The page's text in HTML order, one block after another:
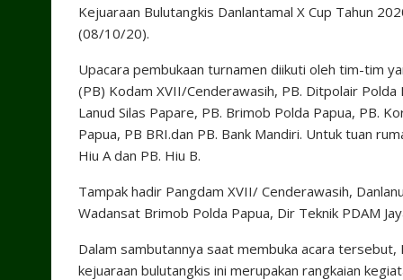
Kejuaraan Bulutangkis Danlantamal X Cup Tahun
(08/10/20).
Upacara pembukaan turnamen diikuti oleh tim-tim
(PB) Kodam XVII/Cenderawasih, PB. Ditpolair Polda
Lanud Silas Papare, PB. Brimob Polda Papua, PB.
Papua, PB BRI.dan PB. Bank Mandiri. Untuk tuan
Hiu A dan PB. Hiu B.
Tampak hadir Pangdam XVII/ Cenderawasih,
Wadansat Brimob Polda Papua, Dir Teknik PDAM
Dalam sambutannya saat membuka acara tersebut,
kejuaraan bulutangkis ini merupakan rangkaian